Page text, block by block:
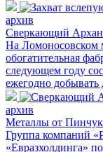
архив
Сверкающий
На Ломоносовском
обогатительная
следующем году
ежегодно
архив
Металлы от
Группа компаний
«Евразхолдинга»